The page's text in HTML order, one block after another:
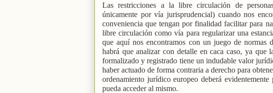
Las restricciones a la libre circulación de
únicamente por vía jurisprudencial) cuando nos
conveniencia que tengan por finalidad facilitar para
libre circulación como vía para regularizar una
que aquí nos encontramos con un juego de normas
habrá que analizar con detalle en caca caso, ya que
formalizado y registrado tiene un indudable valor
haber actuado de forma contraria a derecho para
ordenamiento jurídico europeo deberá
pueda acceder al mismo.